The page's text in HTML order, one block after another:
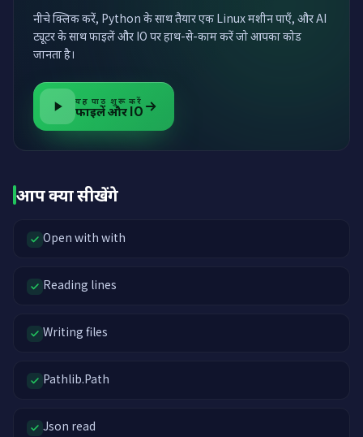
नीचे क्लिक करें, Python के साथ तैयार एक Linux मशीन पाएँ, और AI
ट्यूटर के साथ फाइलें और IO पर हाथ-से-काम करें जो आपका कोड
जानता है।
यह पाठ शुरू करें
फाइलें और IO
आप क्या सीखेंगे
Open with with
Reading lines
Writing files
Pathlib.Path
Json read